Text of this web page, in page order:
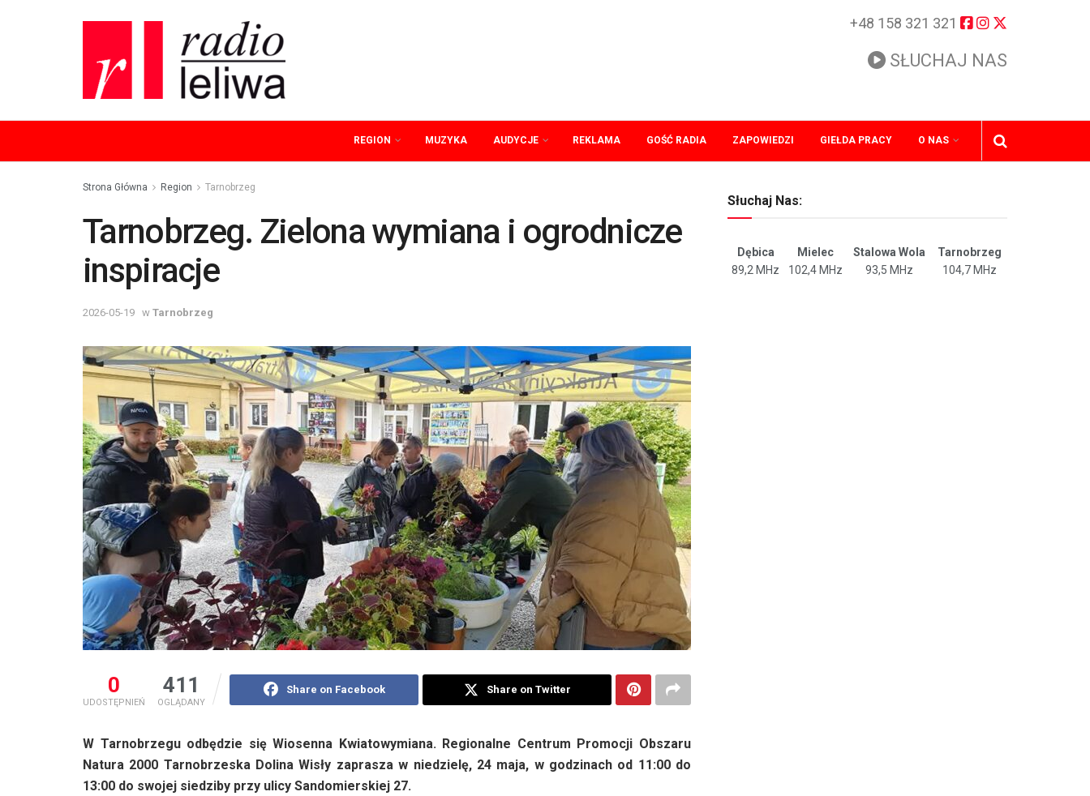
+48 158 321 321
SŁUCHAJ NAS
REGION MUZYKA AUDYCJE REKLAMA GOŚĆ RADIA ZAPOWIEDZI GIEŁDA PRACY O NAS
Strona Główna Region Tarnobrzeg
Tarnobrzeg. Zielona wymiana i ogrodnicze
inspiracje
2026-05-19 w Tarnobrzeg
0
UDOSTĘPNIEŃ
411
OGLĄDANY
Share on Facebook Share on Twitter
W Tarnobrzegu odbędzie się Wiosenna Kwiatowymiana. Regionalne Centrum Promocji Obszaru
Natura 2000 Tarnobrzeska Dolina Wisły zaprasza w niedzielę, 24 maja, w godzinach od 11:00 do
13:00 do swojej siedziby przy ulicy Sandomierskiej 27.
Słuchaj Nas:
Dębica Mielec Stalowa Wola
Tarnobrzeg
89,2 MHz
102,4 MHz 93,5 MHz 104,7 MHz